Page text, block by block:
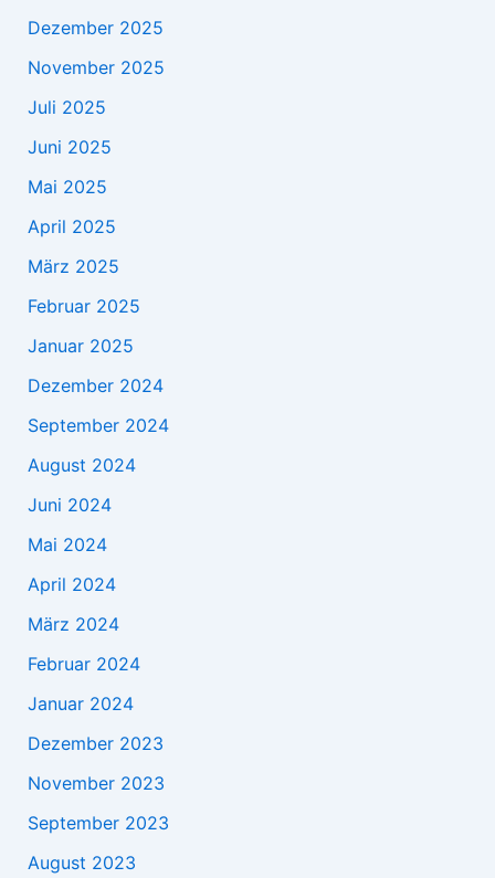
Dezember 2025
November 2025
Juli 2025
Juni 2025
Mai 2025
April 2025
März 2025
Februar 2025
Januar 2025
Dezember 2024
September 2024
August 2024
Juni 2024
Mai 2024
April 2024
März 2024
Februar 2024
Januar 2024
Dezember 2023
November 2023
September 2023
August 2023